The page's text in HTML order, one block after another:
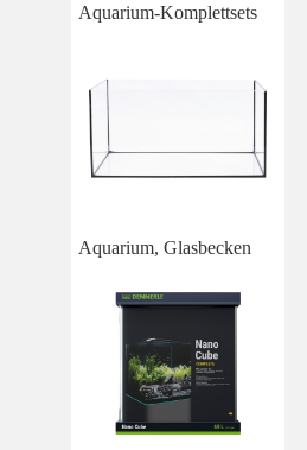
Aquarium-Komplettsets
Aquarium, Glasbecken